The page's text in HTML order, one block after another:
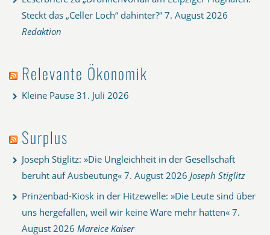
Steckt das „Celler Loch“ dahinter?“ 7. August 2026
Redaktion
Relevante Ökonomik
Kleine Pause 31. Juli 2026
Surplus
Joseph Stiglitz: »Die Ungleichheit in der Gesellschaft
beruht auf Ausbeutung« 7. August 2026 Joseph Stiglitz
Prinzenbad-Kiosk in der Hitzewelle: »Die Leute sind über
uns hergefallen, weil wir keine Ware mehr hatten« 7.
August 2026 Mareice Kaiser